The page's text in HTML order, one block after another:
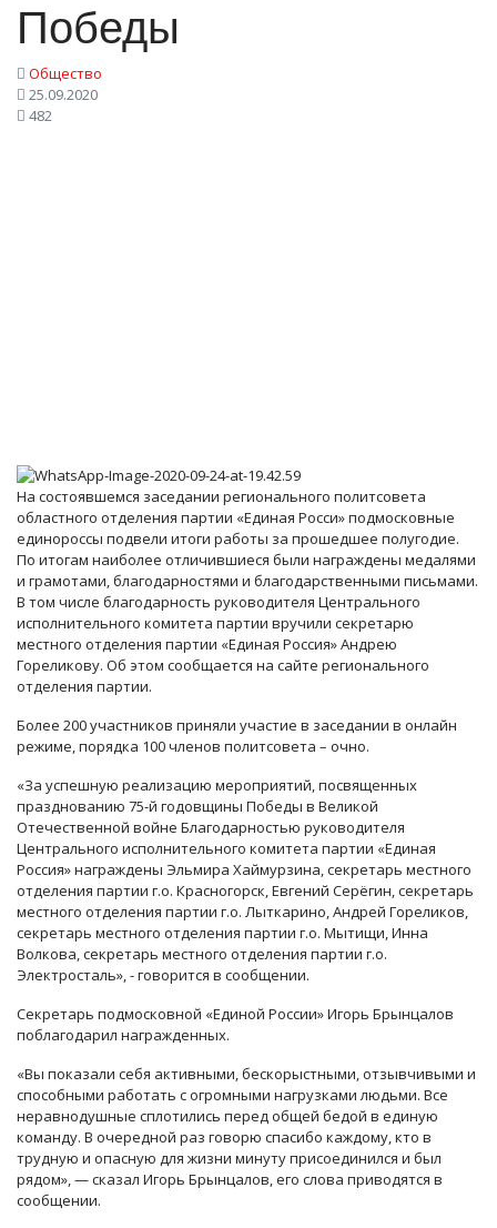
Победы
Общество
25.09.2020
482
На состоявшемся заседании регионального политсовета
областного отделения партии «Единая Росси» подмосковные
единороссы подвели итоги работы за прошедшее полугодие.
По итогам наиболее отличившиеся были награждены медалями
и грамотами, благодарностями и благодарственными письмами.
В том числе благодарность руководителя Центрального
исполнительного комитета партии вручили секретарю
местного отделения партии «Единая Россия» Андрею
Гореликову. Об этом сообщается на сайте регионального
отделения партии.
Более 200 участников приняли участие в заседании в онлайн
режиме, порядка 100 членов политсовета – очно.
«За успешную реализацию мероприятий, посвященных
празднованию 75-й годовщины Победы в Великой
Отечественной войне Благодарностью руководителя
Центрального исполнительного комитета партии «Единая
Россия» награждены Эльмира Хаймурзина, секретарь местного
отделения партии г.о. Красногорск, Евгений Серёгин, секретарь
местного отделения партии г.о. Лыткарино, Андрей Гореликов,
секретарь местного отделения партии г.о. Мытищи, Инна
Волкова, секретарь местного отделения партии г.о.
Электросталь», - говорится в сообщении.
Секретарь подмосковной «Единой России» Игорь Брынцалов
поблагодарил награжденных.
«Вы показали себя активными, бескорыстными, отзывчивыми и
способными работать с огромными нагрузками людьми. Все
неравнодушные сплотились перед общей бедой в единую
команду. В очередной раз говорю спасибо каждому, кто в
трудную и опасную для жизни минуту присоединился и был
рядом», — сказал Игорь Брынцалов, его слова приводятся в
сообщении.